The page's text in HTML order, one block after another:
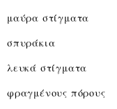
μαύρα στίγματα
σπυράκια
λευκά στίγματα
φραγμένους πόρους